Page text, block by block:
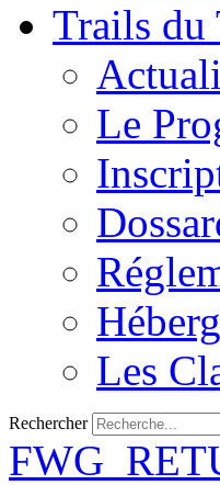
Trails du
Le
Les
Rechercher